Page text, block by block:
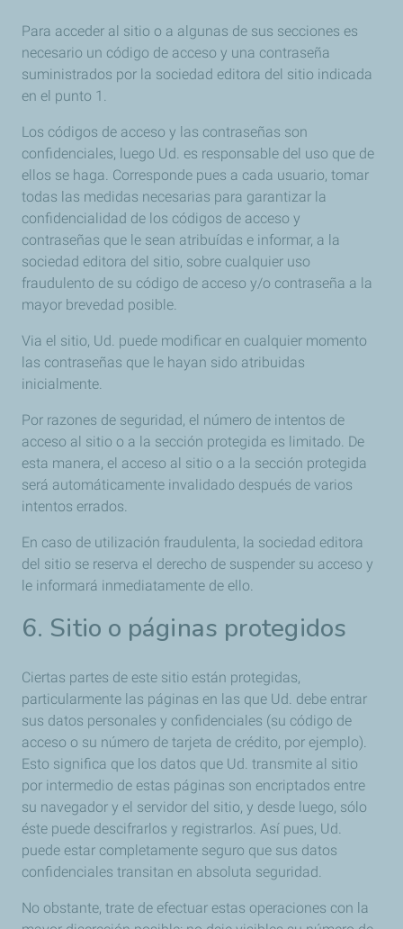
Para acceder al sitio o a algunas de sus secciones es
necesario un código de acceso y una contraseña
suministrados por la sociedad editora del sitio indicada
en el punto 1.
Los códigos de acceso y las contraseñas son
confidenciales, luego Ud. es responsable del uso que de
ellos se haga. Corresponde pues a cada usuario, tomar
todas las medidas necesarias para garantizar la
confidencialidad de los códigos de acceso y
contraseñas que le sean atribuídas e informar, a la
sociedad editora del sitio, sobre cualquier uso
fraudulento de su código de acceso y/o contraseña a la
mayor brevedad posible.
Via el sitio, Ud. puede modificar en cualquier momento
las contraseñas que le hayan sido atribuidas
inicialmente.
Por razones de seguridad, el número de intentos de
acceso al sitio o a la sección protegida es limitado. De
esta manera, el acceso al sitio o a la sección protegida
será automáticamente invalidado después de varios
intentos errados.
En caso de utilización fraudulenta, la sociedad editora
del sitio se reserva el derecho de suspender su acceso y
le informará inmediatamente de ello.
6. Sitio o páginas protegidos
Ciertas partes de este sitio están protegidas,
particularmente las páginas en las que Ud. debe entrar
sus datos personales y confidenciales (su código de
acceso o su número de tarjeta de crédito, por ejemplo).
Esto significa que los datos que Ud. transmite al sitio
por intermedio de estas páginas son encriptados entre
su navegador y el servidor del sitio, y desde luego, sólo
éste puede descifrarlos y registrarlos. Así pues, Ud.
puede estar completamente seguro que sus datos
confidenciales transitan en absoluta seguridad.
No obstante, trate de efectuar estas operaciones con la